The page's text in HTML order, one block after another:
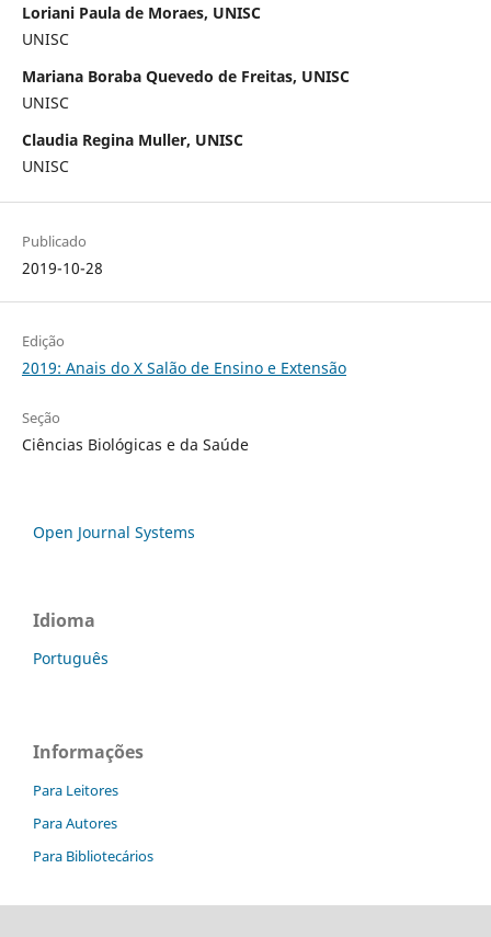
Loriani Paula de Moraes, UNISC
UNISC
Mariana Boraba Quevedo de Freitas, UNISC
UNISC
Claudia Regina Muller, UNISC
UNISC
Publicado
2019-10-28
Edição
2019: Anais do X Salão de Ensino e Extensão
Seção
Ciências Biológicas e da Saúde
Open Journal Systems
Idioma
Português
Informações
Para Leitores
Para Autores
Para Bibliotecários